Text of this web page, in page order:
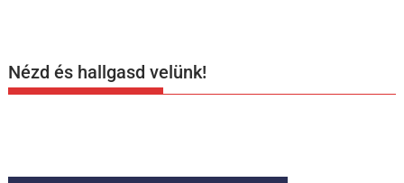
Nézd és hallgasd velünk!